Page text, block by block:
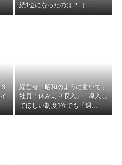
続1位になったのは？（...
6
経営者「昭和のように働いて」
社員「休みより収入」 導入し
てほしい制度1位でも「週...